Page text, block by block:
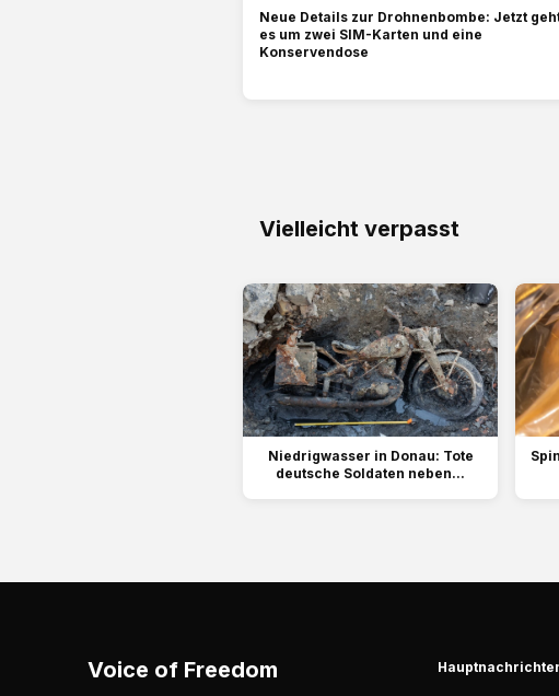
Neue Details zur Drohnenbombe: Jetzt
es um zwei SIM-Karten und eine
Konservendose
Vielleicht verpasst
Niedrigwasser in Donau: Tote
deutsche Soldaten neben...
Voice of Freedom